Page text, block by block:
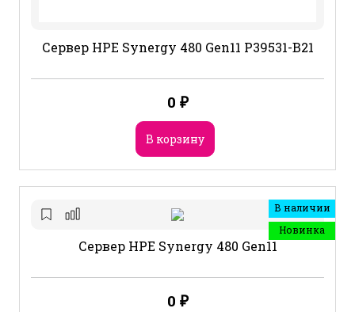
Сервер HPE Synergy 480 Gen11 P39531-B21
0 ₽
В корзину
В наличии
Новинка
Сервер HPE Synergy 480 Gen11
0 ₽